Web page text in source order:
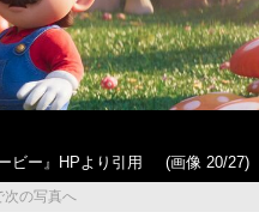
ビー』HPより引用
(画像 20/27)
次の写真へ